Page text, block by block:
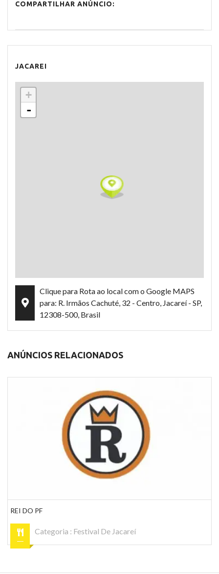
COMPARTILHAR ANÚNCIO:
JACAREI
+
-
Clique para Rota ao local com o Google MAPS
para: R. Irmãos Cachuté, 32 - Centro, Jacareí - SP,
12308-500, Brasil
ANÚNCIOS RELACIONADOS
REI DO PF
Categoria : Festival De Jacareí